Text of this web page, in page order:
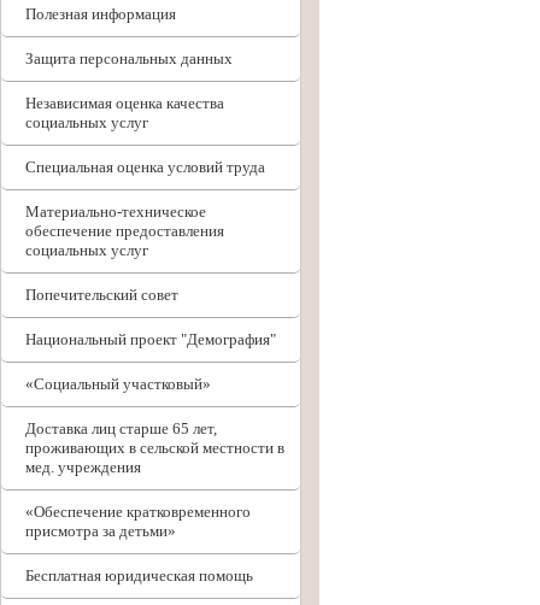
Полезная информация
Защита персональных данных
Независимая оценка качества
социальных услуг
Специальная оценка условий труда
Материально-техническое
обеспечение предоставления
социальных услуг
Попечительский совет
Национальный проект "Демография"
«Социальный участковый»
Доставка лиц старше 65 лет,
проживающих в сельской местности в
мед. учреждения
«Обеспечение кратковременного
присмотра за детьми»
Бесплатная юридическая помощь